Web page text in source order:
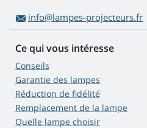
info@lampes-projecteurs.fr
Ce qui vous intéresse
Conseils
Garantie des lampes
Réduction de fidélité
Remplacement de la lampe
Quelle lampe choisir